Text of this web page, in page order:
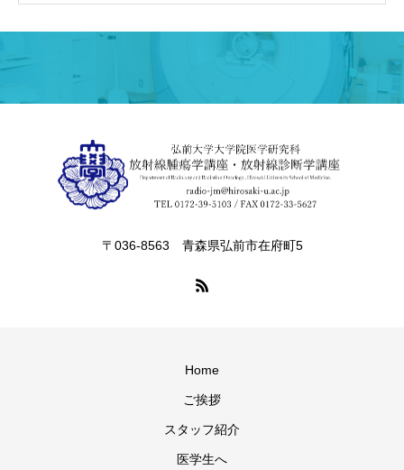
〒036-8563 青森県弘前市在府町5
Home
ご挨拶
スタッフ紹介
医学生へ